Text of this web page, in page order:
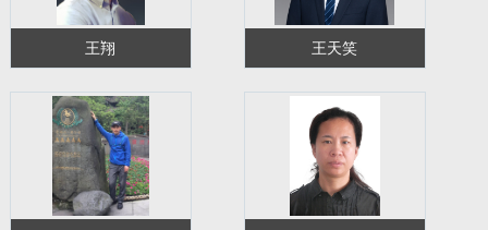
王翔 王天笑